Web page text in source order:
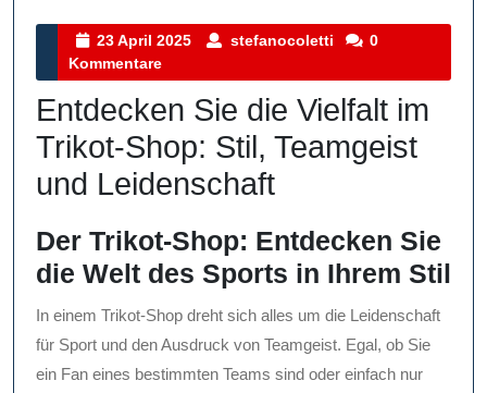
Kategorie
23 April 2025
23
2025
stefanocoletti stefanocoletti
0
Kommentare
Entdecken Sie die Vielfalt im
Trikot-Shop: Stil, Teamgeist
und Leidenschaft
Der Trikot-Shop: Entdecken Sie
die Welt des Sports in Ihrem Stil
In einem Trikot-Shop dreht sich alles um die Leidenschaft
für Sport und den Ausdruck von Teamgeist. Egal, ob Sie
ein Fan eines bestimmten Teams sind oder einfach nur